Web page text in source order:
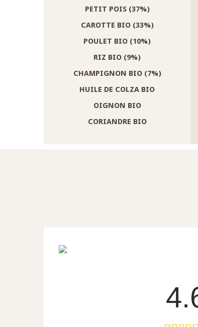
PETIT POIS (37%)
CAROTTE BIO (33%)
POULET BIO (10%)
RIZ BIO (9%)
CHAMPIGNON BIO (7%)
HUILE DE COLZA BIO
OIGNON BIO
CORIANDRE BIO